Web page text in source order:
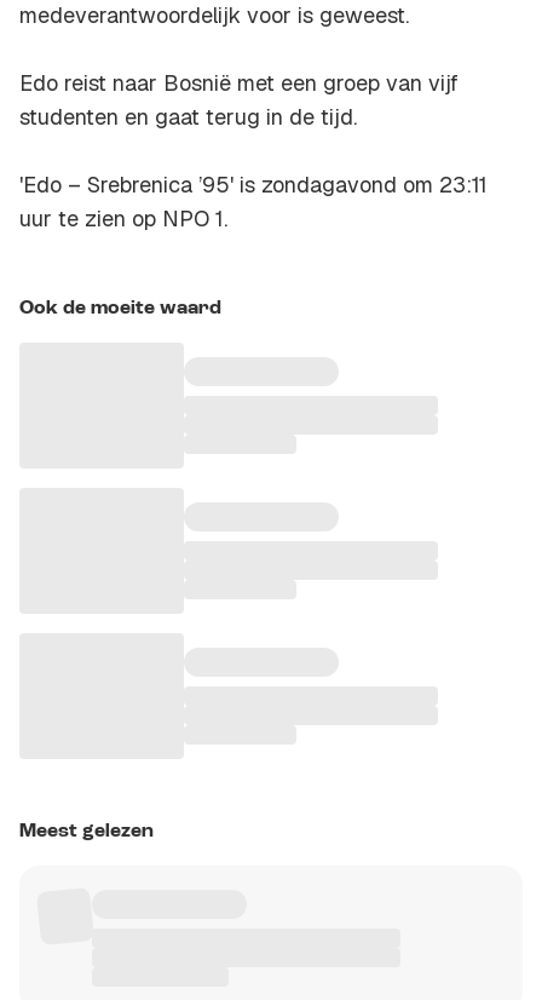
medeverantwoordelijk voor is geweest.
Edo reist naar Bosnië met een groep van vijf
studenten en gaat terug in de tijd.
'Edo – Srebrenica ’95' is zondagavond om 23:11
uur te zien op NPO 1.
Ook de moeite waard
Meest gelezen